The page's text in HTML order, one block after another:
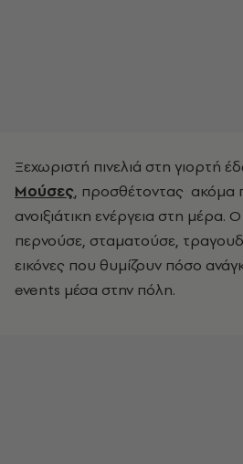
Ξεχωριστή πινελιά στη γιορτή
Μούσες, προσθέτοντας ακόμα
ανοιξιάτικη ενέργεια στη μέρα.
περνούσε, σταματούσε,
εικόνες που θυμίζουν πόσο
events μέσα στην πόλη.